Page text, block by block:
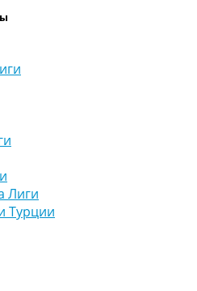
Лиги
Турции